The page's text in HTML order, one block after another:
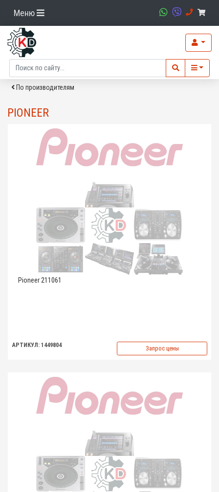
Меню
По производителям
PIONEER
Pioneer 211061
АРТИКУЛ: 1449804 Запрос цены